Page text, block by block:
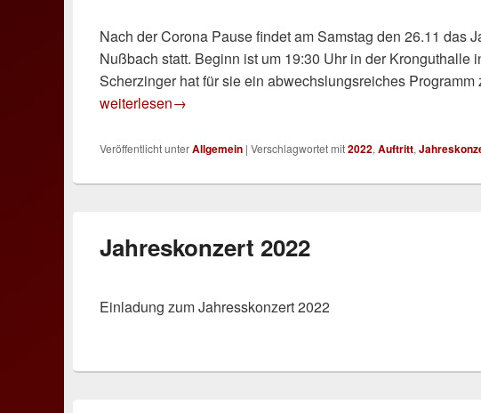
Nach der Corona Pause findet am Samstag den 26.11 das
Nußbach statt. Beginn ist um 19:30 Uhr in der
Scherzinger hat für sie ein abwechslungsreiches
Jahreskonzert 2022
weiterlesen→
Veröffentlicht unterAllgemein | Verschlagwortet mit2022, Auftritt,
Jahreskonzert 2022
Einladung zum Jahresskonzert 2022